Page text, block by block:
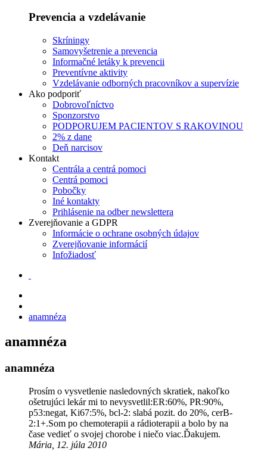
Prevencia a vzdelávanie
Skríningy
Samovyšetrenie a prevencia
Informačné letáky k prevencii
Preventívne aktivity
Vzdelávanie odborných pracovníkov a supervízie
Ako podporiť
Dobrovoľníctvo
Sponzorstvo
PODPORUJEM PACIENTOV S RAKOVINOU
2% z dane
Deň narcisov
Kontakt
Centrála a centrá pomoci
Centrá pomoci
Pobočky
Iné kontakty
Prihlásenie na odber newslettera
Zverejňovanie a GDPR
Informácie o ochrane osobných údajov
Zverejňovanie informácií
Infožiadosť
anamnéza
anamnéza
anamnéza
Prosím o vysvetlenie nasledovných skratiek, nakoľko
ošetrujúci lekár mi to nevysvetlil:ER:60%, PR:90%,
p53:negat, Ki67:5%, bcl-2: slabá pozit. do 20%, cerB-
2:1+.Som po chemoterapii a rádioterapii a bolo by na
čase vedieť o svojej chorobe i niečo viac.Ďakujem.
Mária, 12. júla 2010